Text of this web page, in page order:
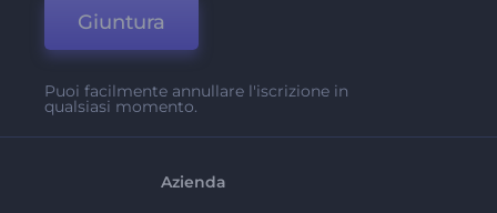
Giuntura
Puoi facilmente annullare l'iscrizione in
qualsiasi momento.
Azienda